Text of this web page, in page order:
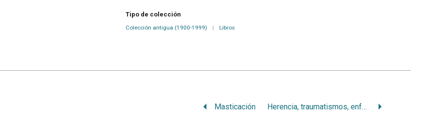
Tipo de colección
Colección antigua (1900-1999) | Libros
Masticación Herencia, traumatismos, enfermedades generales: otas causas de maloclusiones